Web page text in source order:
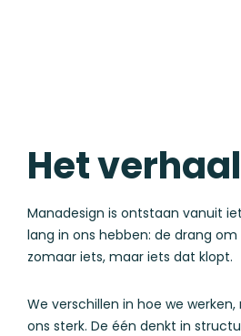
Het
Manadesign is ontstaan vanuit
lang in ons hebben: de drang
zomaar iets, maar iets dat klopt.
We verschillen in hoe we
ons sterk. De één denkt in